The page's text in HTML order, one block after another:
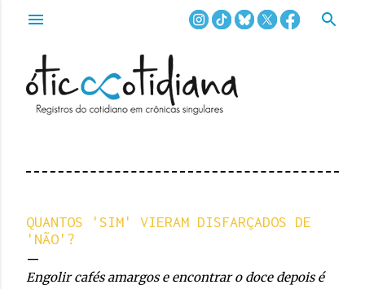
Pular para o conteúdo principal
QUANTOS 'SIM' VIERAM DISFARÇADOS DE
'NÃO'?
Engolir cafés amargos e encontrar o doce depois é